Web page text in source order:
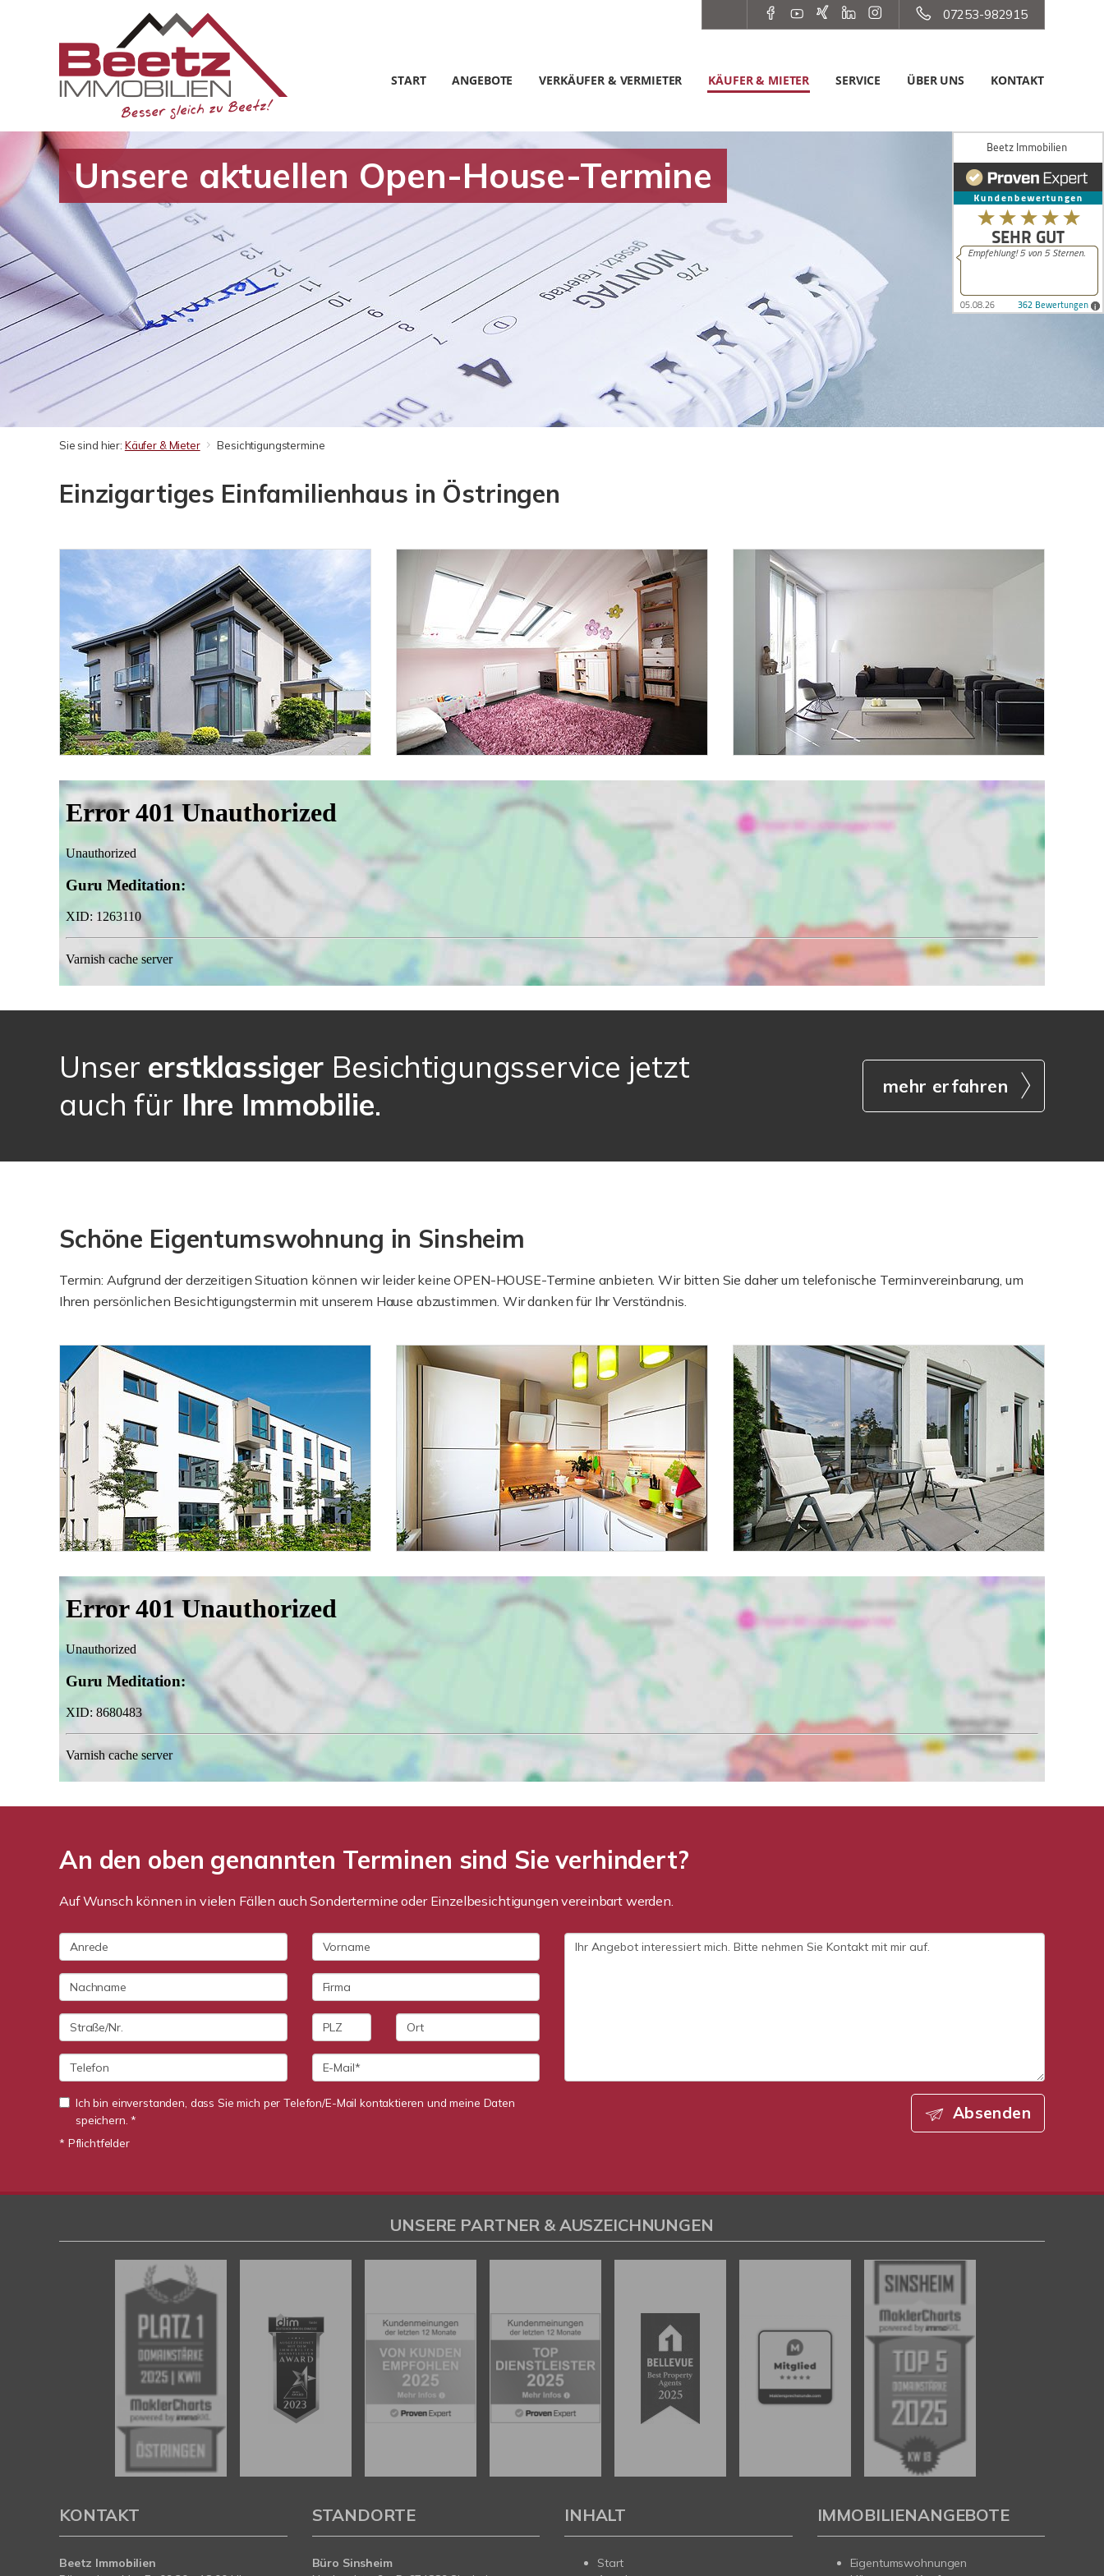
07253-982915
START ANGEBOTE VERKÄUFER & VERMIETER KÄUFER & MIETER SERVICE ÜBER UNS KONTAKT
Unsere aktuellen Open-House-Termine
Sie sind hier: Käufer & Mieter Besichtigungstermine
Einzigartiges Einfamilienhaus in Östringen
Unser erstklassiger Besichtigungsservice jetzt
auch für Ihre Immobilie. mehr erfahren
Schöne Eigentumswohnung in Sinsheim
Termin: Aufgrund der derzeitigen Situation können wir leider keine OPEN-HOUSE-Termine anbieten. Wir bitten Sie daher um telefonische Terminvereinbarung, um
Ihren persönlichen Besichtigungstermin mit unserem Hause abzustimmen. Wir danken für Ihr Verständnis.
An den oben genannten Terminen sind Sie verhindert?
Auf Wunsch können in vielen Fällen auch Sondertermine oder Einzelbesichtigungen vereinbart werden.
Ich bin einverstanden, dass Sie mich per Telefon/E-Mail kontaktieren und meine Daten
speichern. *
* Pflichtfelder
Absenden
UNSERE PARTNER & AUSZEICHNUNGEN
KONTAKT
Beetz Immobilien
STANDORTE
Büro Sinsheim
INHALT
Start
IMMOBILIENANGEBOTE
Eigentumswohnungen